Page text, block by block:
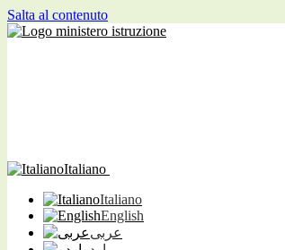
Salta al contenuto
Italiano
Italiano
English
عربى